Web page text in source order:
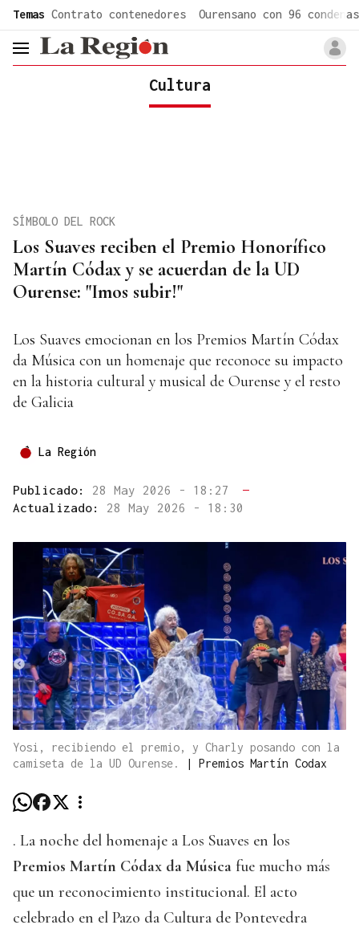
Temas Contrato contenedores Ourensano con 96 condenas
header.menu.open
Cultura
Los Suaves reciben el Premio Honorífico
Martín Códax y se acuerdan de la UD
Ourense: "Imos subir!"
SÍMBOLO DEL ROCK
Los Suaves emocionan en los Premios Martín Códax
da Música con un homenaje que reconoce su impacto
en la historia cultural y musical de Ourense y el resto
de Galicia
La Región
Publicado: 28 May 2026 - 18:27
—
Actualizado: 28 May 2026 - 18:30
Yosi, recibiendo el premio, y Charly posando con la
camiseta de la UD Ourense.
| Premios Martín Codax
. La noche del homenaje a Los Suaves en los
Premios Martín Códax da Música fue mucho más
que un reconocimiento institucional. El acto
celebrado en el Pazo da Cultura de Pontevedra